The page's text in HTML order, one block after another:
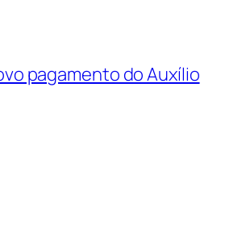
pagamento do Auxílio